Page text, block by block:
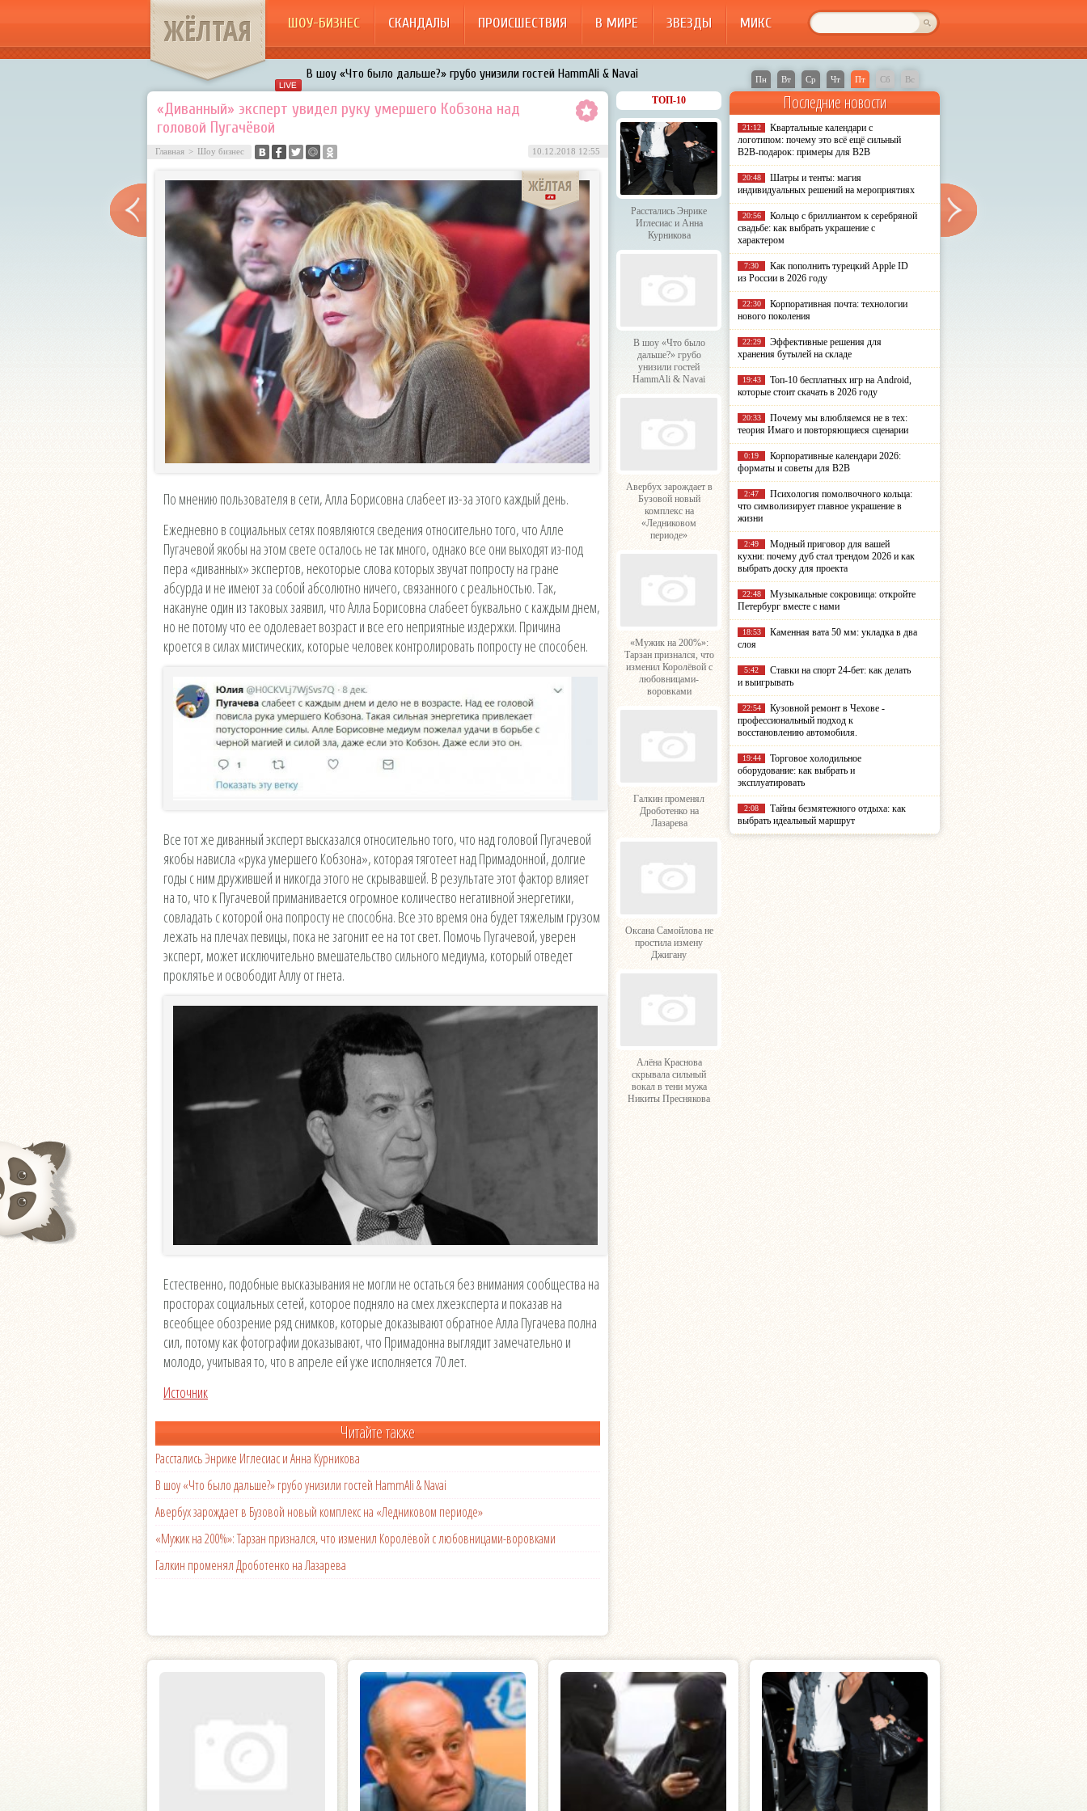
ЖЁЛТАЯ ШОУ-БИЗНЕС СКАНДАЛЫ ПРОИСШЕСТВИЯ В МИРЕ ЗВЕЗДЫ МИКС
В шоу «Что было дальше?» грубо унизили гостей HammAli & Navai
Авербух зарождает в Бузовой новый комплекс на «Ледниковом периоде»
«Мужик на 200%»: Тарзан признался, что изменил Королёвой с любовницами-
воровками
Галкин променял Дроботенко на Лазарева
Расстались Энрике Иглесиас и Анна Курникова
Пн Вт Ср Чт Пт Сб Вс
«Диванный» эксперт увидел руку умершего Кобзона над
головой Пугачёвой
Главная > Шоу бизнес 10.12.2018 12:55
По мнению пользователя в сети, Алла Борисовна слабеет из-за этого каждый день.
Ежедневно в социальных сетях появляются сведения относительно того, что Алле
Пугачевой якобы на этом свете осталось не так много, однако все они выходят из-под
пера «диванных» экспертов, некоторые слова которых звучат попросту на гране
абсурда и не имеют за собой абсолютно ничего, связанного с реальностью. Так,
накануне один из таковых заявил, что Алла Борисовна слабеет буквально с каждым днем,
но не потому что ее одолевает возраст и все его неприятные издержки. Причина
кроется в силах мистических, которые человек контролировать попросту не способен.
Все тот же диванный эксперт высказался относительно того, что над головой Пугачевой
якобы нависла «рука умершего Кобзона», которая тяготеет над Примадонной, долгие
годы с ним дружившей и никогда этого не скрывавшей. В результате этот фактор влияет
на то, что к Пугачевой приманивается огромное количество негативной энергетики,
совладать с которой она попросту не способна. Все это время она будет тяжелым грузом
лежать на плечах певицы, пока не загонит ее на тот свет. Помочь Пугачевой, уверен
эксперт, может исключительно вмешательство сильного медиума, который отведет
проклятье и освободит Аллу от гнета.
Естественно, подобные высказывания не могли не остаться без внимания сообщества на
просторах социальных сетей, которое подняло на смех лжеэксперта и показав на
всеобщее обозрение ряд снимков, которые доказывают обратное Алла Пугачева полна
сил, потому как фотографии доказывают, что Примадонна выглядит замечательно и
молодо, учитывая то, что в апреле ей уже исполняется 70 лет.
Источник
Читайте также
Расстались Энрике Иглесиас и Анна Курникова
В шоу «Что было дальше?» грубо унизили гостей HammAli & Navai
Авербух зарождает в Бузовой новый комплекс на «Ледниковом периоде»
«Мужик на 200%»: Тарзан признался, что изменил Королёвой с любовницами-воровками
Галкин променял Дроботенко на Лазарева
ТОП-10
Расстались Энрике
Иглесиас и Анна
Курникова
В шоу «Что было
дальше?» грубо
унизили гостей
HammAli & Navai
Авербух зарождает в
Бузовой новый
комплекс на
«Ледниковом
периоде»
«Мужик на 200%»:
Тарзан признался, что
изменил Королёвой с
любовницами-
воровками
Галкин променял
Дроботенко на
Лазарева
Оксана Самойлова не
простила измену
Джигану
Алёна Краснова
скрывала сильный
вокал в тени мужа
Никиты Преснякова
Последние новости
21:12
Квартальные календари с
логотипом: почему это всё ещё сильный
B2B-подарок: примеры для B2B
20:48
Шатры и тенты: магия
индивидуальных решений на мероприятиях
20:56
Кольцо с бриллиантом к серебряной
свадьбе: как выбрать украшение с
характером
7:30
Как пополнить турецкий Apple ID
из России в 2026 году
22:30
Корпоративная почта: технологии
нового поколения
22:29
Эффективные решения для
хранения бутылей на складе
19:43
Топ-10 бесплатных игр на Android,
которые стоит скачать в 2026 году
20:33
Почему мы влюбляемся не в тех:
теория Имаго и повторяющиеся сценарии
0:19
Корпоративные календари 2026:
форматы и советы для B2B
2:47
Психология помолвочного кольца:
что символизирует главное украшение в
жизни
2:49
Модный приговор для вашей
кухни: почему дуб стал трендом 2026 и как
выбрать доску для проекта
22:48
Музыкальные сокровища: откройте
Петербург вместе с нами
18:53
Каменная вата 50 мм: укладка в два
слоя
5:42
Ставки на спорт 24-бет: как делать
и выигрывать
22:54
Кузовной ремонт в Чехове -
профессиональный подход к
восстановлению автомобиля.
19:44
Торговое холодильное
оборудование: как выбрать и
эксплуатировать
2:08
Тайны безмятежного отдыха: как
выбрать идеальный маршрут